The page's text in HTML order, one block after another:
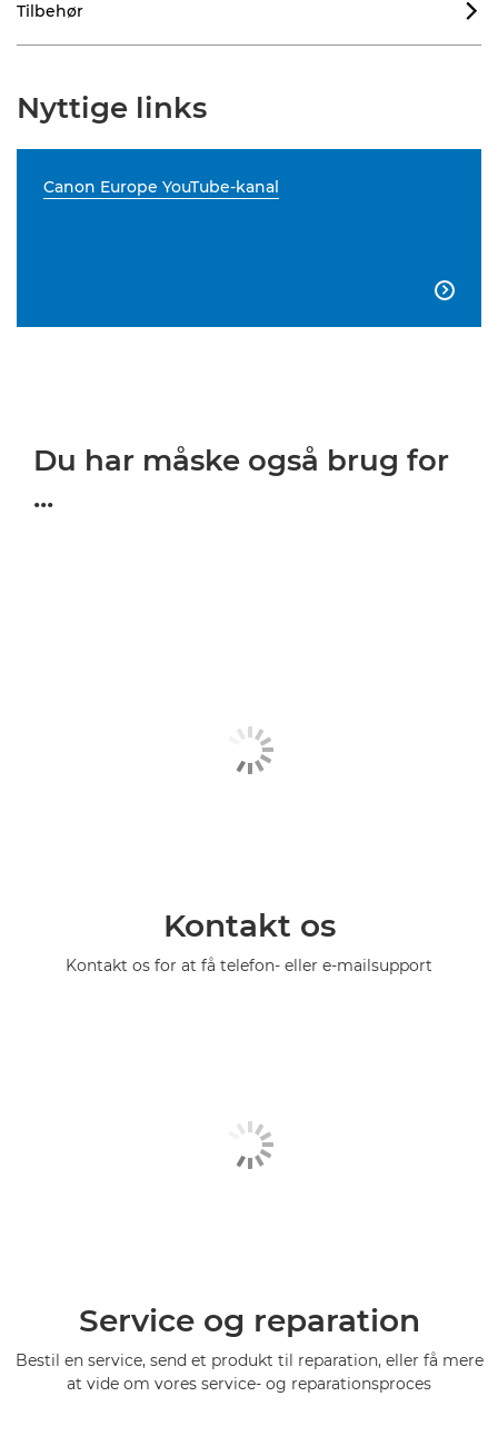
Tilbehør 
Nyttige links
Canon Europe YouTube-kanal

Du har måske også brug for
...
Kontakt os
Kontakt os for at få telefon- eller e-mailsupport
Service og reparation
Bestil en service, send et produkt til reparation, eller få mere
at vide om vores service- og reparationsproces